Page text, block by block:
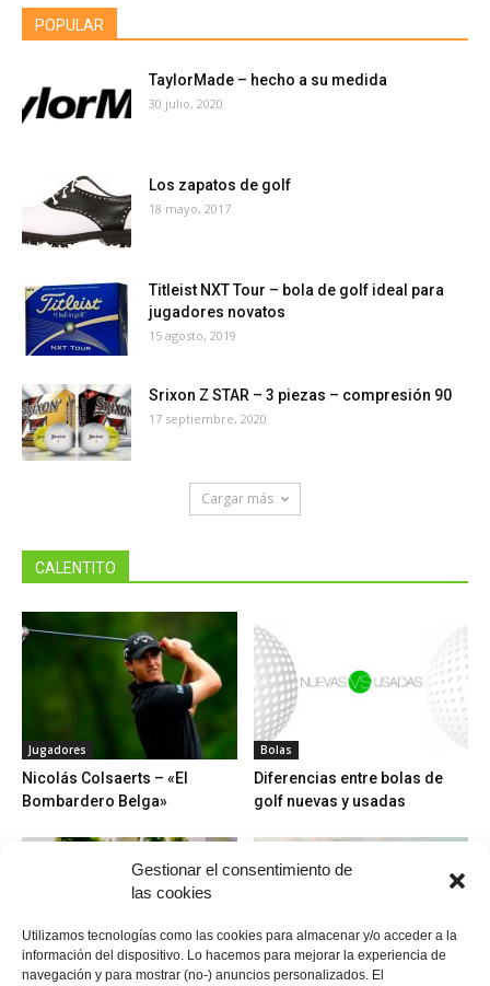
Gestionar el consentimiento de
las cookies
Utilizamos tecnologías como las cookies para almacenar y/o acceder a la
información del dispositivo. Lo hacemos para mejorar la experiencia de
navegación y para mostrar (no-) anuncios personalizados. El
POPULAR
TaylorMade – hecho a su medida
30 julio, 2020
Los zapatos de golf
18 mayo, 2017
Titleist NXT Tour – bola de golf ideal para
jugadores novatos
15 agosto, 2019
Srixon Z STAR – 3 piezas – compresión 90
17 septiembre, 2020
Cargar más
CALENTITO
Jugadores
Nicolás Colsaerts – «El
Bombardero Belga»
Bolas
Diferencias entre bolas de
golf nuevas y usadas
Torneos y competición Campos